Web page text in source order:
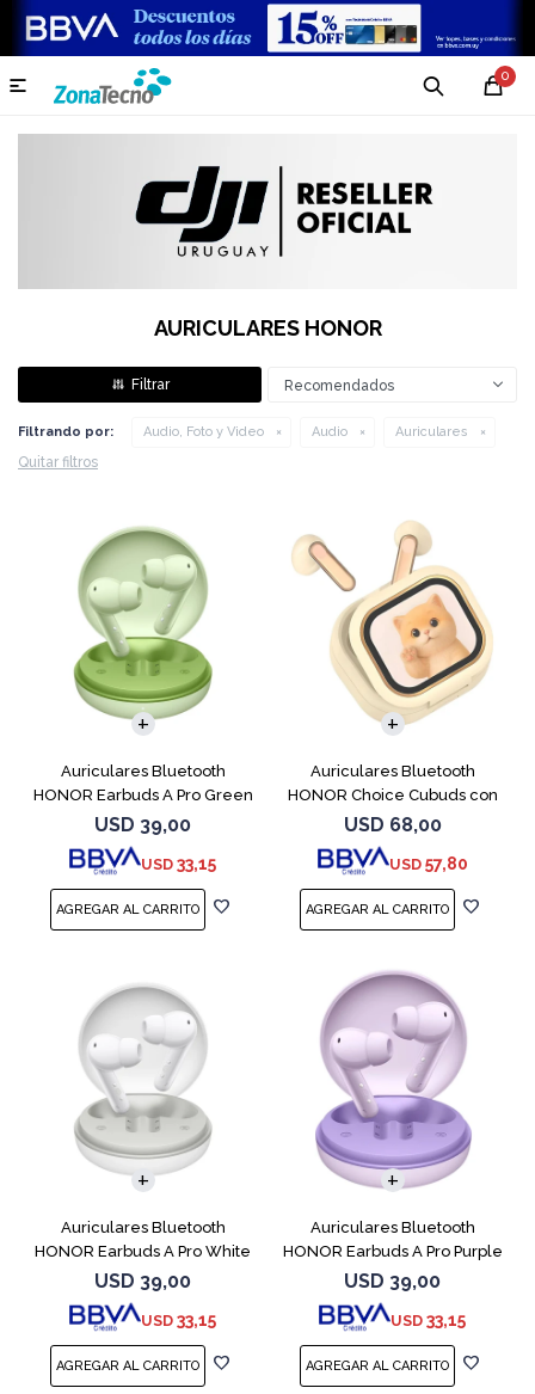
0

AURICULARES HONOR
Recomendados
Filtrando por: Audio, Foto y Video Audio Auriculares
Quitar filtros
Auriculares Bluetooth
HONOR Earbuds A Pro Green
USD 39,00
USD 33,15
Auriculares Bluetooth
HONOR Choice Cubuds con
Pantalla Beige
USD 68,00
USD 57,80
Auriculares Bluetooth
HONOR Earbuds A Pro White
USD 39,00
USD 33,15
Auriculares Bluetooth
HONOR Earbuds A Pro Purple
USD 39,00
USD 33,15